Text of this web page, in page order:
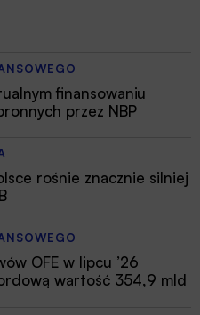
finansowaniu
przez NBP
rośnie znacznie silniej
OFE w lipcu ’26
wartość 354,9 mld